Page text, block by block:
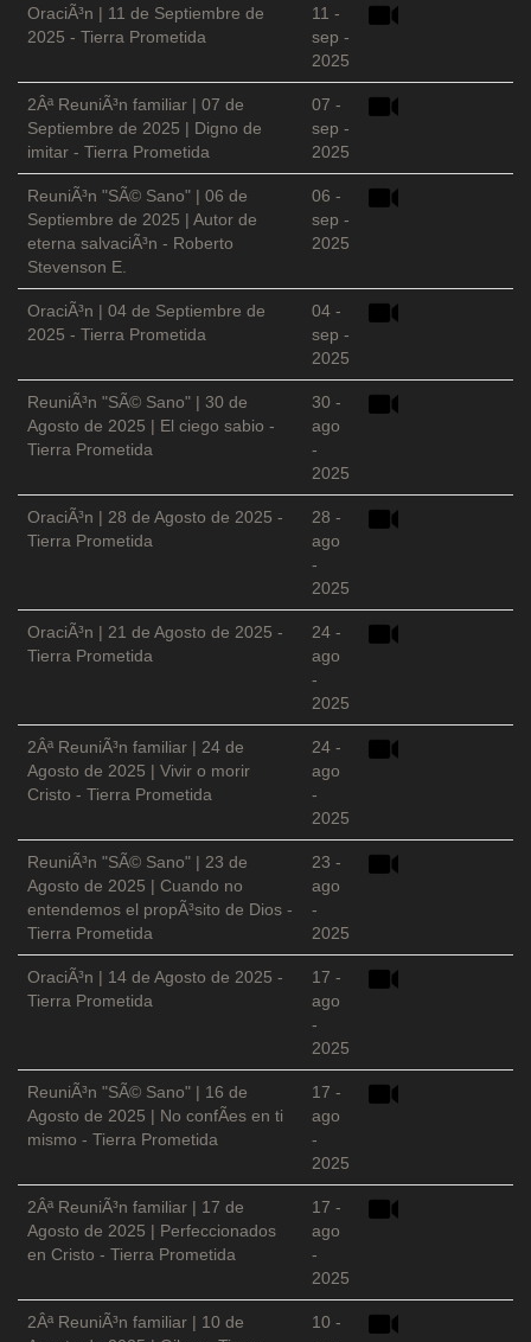
OraciÃ³n | 11 de Septiembre de
2025 - Tierra Prometida
11 -
sep -
2025
2Âª ReuniÃ³n familiar | 07 de
Septiembre de 2025 | Digno de
imitar - Tierra Prometida
07 -
sep -
2025
ReuniÃ³n "SÃ© Sano" | 06 de
Septiembre de 2025 | Autor de
eterna salvaciÃ³n - Roberto
Stevenson E.
06 -
sep -
2025
OraciÃ³n | 04 de Septiembre de
2025 - Tierra Prometida
04 -
sep -
2025
ReuniÃ³n "SÃ© Sano" | 30 de
Agosto de 2025 | El ciego sabio -
Tierra Prometida
30 -
ago
-
2025
OraciÃ³n | 28 de Agosto de 2025 -
Tierra Prometida
28 -
ago
-
2025
OraciÃ³n | 21 de Agosto de 2025 -
Tierra Prometida
24 -
ago
-
2025
2Âª ReuniÃ³n familiar | 24 de
Agosto de 2025 | Vivir o morir
Cristo - Tierra Prometida
24 -
ago
-
2025
ReuniÃ³n "SÃ© Sano" | 23 de
Agosto de 2025 | Cuando no
entendemos el propÃ³sito de Dios -
Tierra Prometida
23 -
ago
-
2025
OraciÃ³n | 14 de Agosto de 2025 -
Tierra Prometida
17 -
ago
-
2025
ReuniÃ³n "SÃ© Sano" | 16 de
Agosto de 2025 | No confÃ­es en ti
mismo - Tierra Prometida
17 -
ago
-
2025
2Âª ReuniÃ³n familiar | 17 de
Agosto de 2025 | Perfeccionados
en Cristo - Tierra Prometida
17 -
ago
-
2025
2Âª ReuniÃ³n familiar | 10 de
10 -